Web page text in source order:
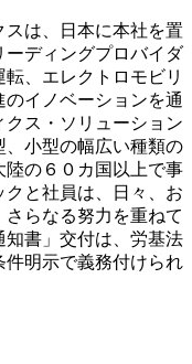
は、日本に本社を置
ーディングプロバイダ
、エレクトロモビリ
イノベーションを通
クス・ソリューション
、小型の幅広い種類の
陸の６０カ国以上で事
と社員は、日々、お
らなる努力を重ねて
書」交付は、労基法
明示で義務付けられ